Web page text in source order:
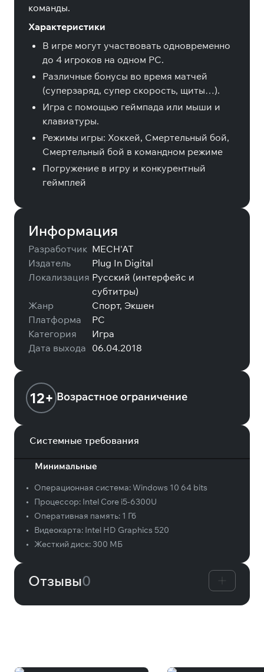
команды.
Характеристики
В игре могут участвовать одновременно
до 4 игроков на одном PC.
Различные бонусы во время матчей
(суперзаряд, супер скорость, щиты…).
Игра с помощью геймпада или мыши и
клавиатуры.
Режимы игры: Хоккей, Смертельный бой,
Смертельный бой в командном режиме
Погружение в игру и конкурентный
геймплей
Информация
Разработчик MECH'AT
Издатель
Plug In Digital
Локализация Русский (интерфейс и
субтитры)
Жанр
Спорт, Экшен
Платформа
PC
Категория
Игра
Дата выхода 06.04.2018
12+ Возрастное ограничение
Системные требования
Минимальные
• Операционная система:Windows 10 64 bits
•
Процессор: Intel Core i5-6300U
•
Оперативная память: 1 Гб
•
Видеокарта: Intel HD Graphics 520
•
Жесткий диск: 300 МБ
Отзывы0